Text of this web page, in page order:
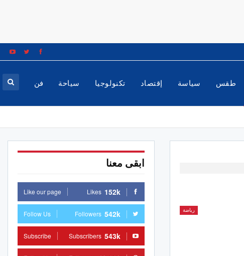
طقس سياسة إقتصاد تكنولوجيا سياحة فن
رياضة
ابقى معنا
152k
Likes
Like our page
542k
Followers
Follow Us
543k
Subscribers
Subscribe